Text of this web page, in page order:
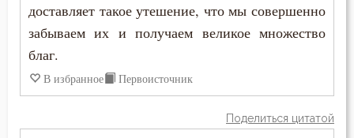
Ближний
Блуд
Богатство
Василий Великий
Григорий Богослов
доставляет такое утешение, что мы совершенно
забываем их и получаем великое множество
благ.
В избранное Первоисточник
Поделиться цитатой